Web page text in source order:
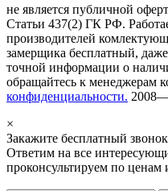
не является публичной
Статьи 437(2) ГК РФ.
производителей
замерщика бесплатный,
точной информации о
обращайтесь к менеджерам
конфиденциальности.
×
Закажите бесплатный звонок
Ответим на все
проконсультируем по ценам